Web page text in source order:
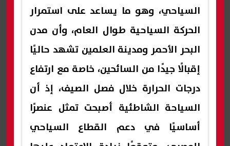
السياحي، وهو ما يساعد على استمرار
الحركة السياحية طوال العام، وأن مدن
البحر الأحمر ومدينة العلمين تشهد حاليًا
إقبالًا جيدًا من السائحين، خاصة مع ارتفاع
درجات الحرارة خلال فصل الصيف، إذ أن
السياحة الشاطئية أصبحت تمثل عنصرًا
أساسيًا في دعم القطاع السياحي